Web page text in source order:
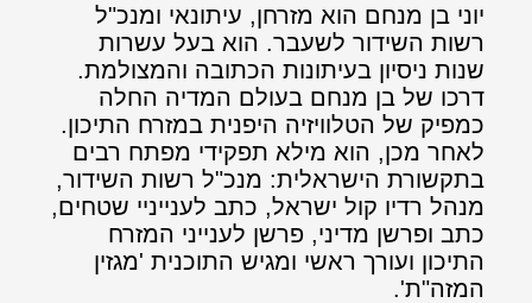
יוני בן מנחם הוא מזרחן, עיתונאי ומנכ"ל
רשות השידור לשעבר. הוא בעל עשרות
שנות ניסיון בעיתונות הכתובה והמצולמת.
דרכו של בן מנחם בעולם המדיה החלה
כמפיק של הטלוויזיה היפנית במזרח התיכון.
לאחר מכן, הוא מילא תפקידי מפתח רבים
בתקשורת הישראלית: מנכ"ל רשות השידור,
מנהל רדיו קול ישראל, כתב לענייניי שטחים,
כתב ופרשן מדיני, פרשן לענייני המזרח
התיכון ועורך ראשי ומגיש התוכנית 'מגזין
המזה"ת'.